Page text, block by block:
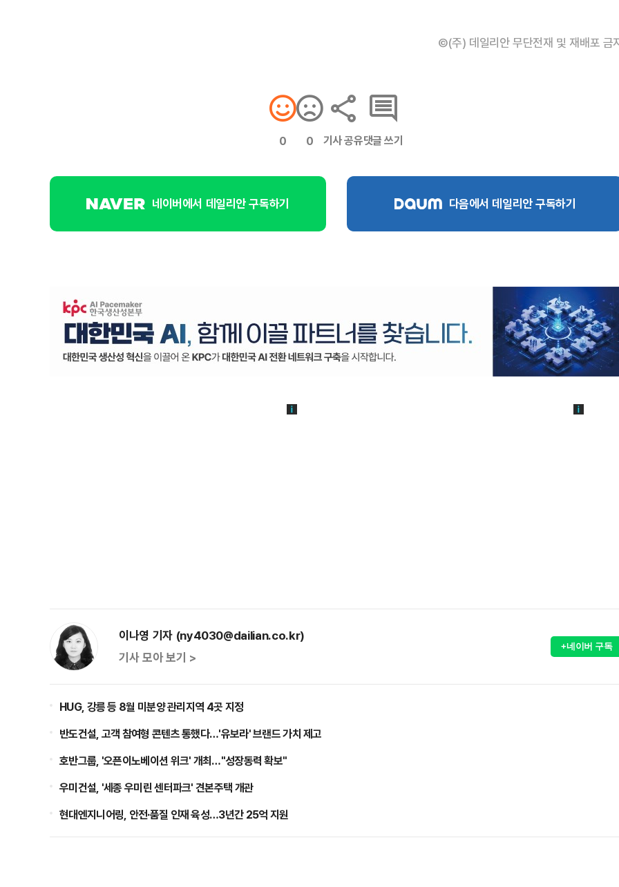
©(주) 데일리안 무단전재 및 재배포 금
0 0 기사 공유댓글 쓰기
네이버에서 데일리안 구독하기 다음에서 데일리안 구독하기
이나영 기자 (ny4030@dailian.co.kr)
기사 모아 보기 >
+네이버 구독
HUG, 강릉 등 8월 미분양 관리지역 4곳 지정
반도건설, 고객 참여형 콘텐츠 통했다…'유보라' 브랜드 가치 제고
호반그룹, '오픈이노베이션 위크' 개최…"성장동력 확보"
우미건설, '세종 우미린 센터파크' 견본주택 개관
현대엔지니어링, 안전·품질 인재 육성…3년간 25억 지원